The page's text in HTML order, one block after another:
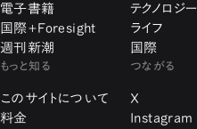
電子書籍
国際+Foresight
週刊新潮
テクノロジー
ライフ
国際
もっと知る
このサイトについて
料金
つながる
X
Instagram